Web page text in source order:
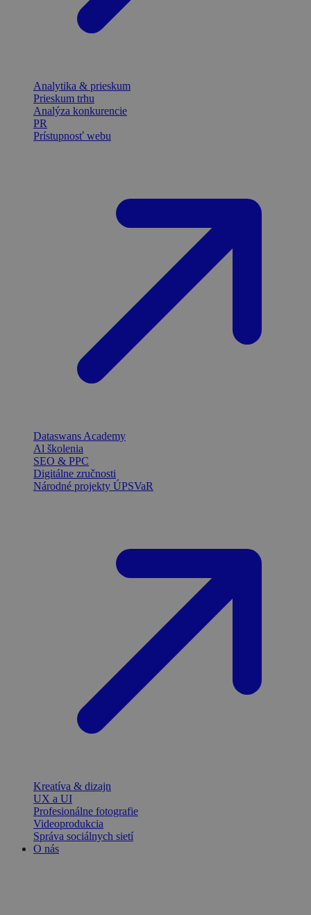
Analytika & prieskum
Prieskum trhu
Analýza konkurencie
PR
Prístupnosť webu
Dataswans Academy
Al školenia
SEO & PPC
Digitálne zručnosti
Národné projekty ÚPSVaR
Kreatíva & dizajn
UX a UI
Profesionálne fotografie
Videoprodukcia
Správa sociálnych sietí
O nás